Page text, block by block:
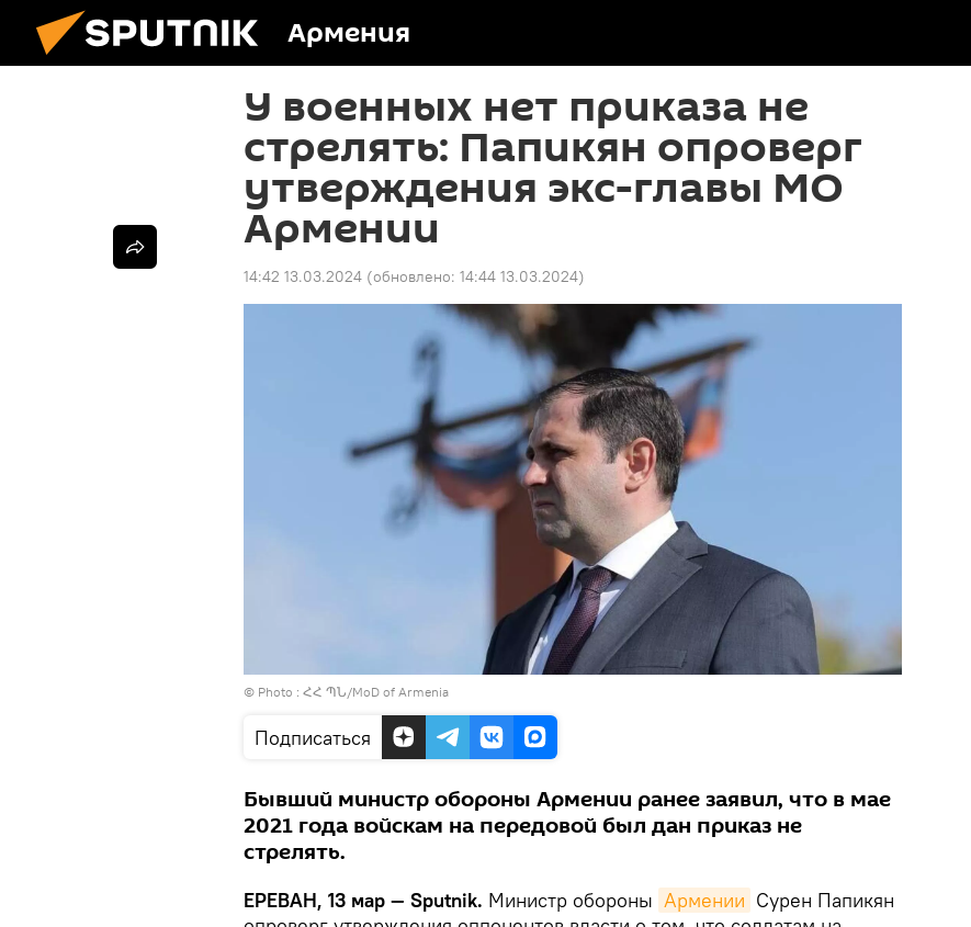
Армения
У военных нет приказа не
стрелять: Папикян опроверг
утверждения экс-главы МО
Армении
14:42 13.03.2024 (обновлено: 14:44 13.03.2024)
© Photo : ՀՀ ՊՆ/MoD of Armenia
Подписаться
Бывший министр обороны Армении ранее заявил, что в мае
2021 года войскам на передовой был дан приказ не
стрелять.
ЕРЕВАН, 13 мар — Sputnik. Министр обороны Армении Сурен Папикян